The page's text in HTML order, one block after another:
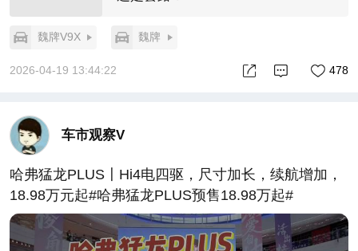
魏牌V9X 魏牌
2026-04-19 13:44:22 478
车市观察V
哈弗猛龙PLUS〡Hi4电四驱，尺寸加长，续航增加，
18.98万元起#哈弗猛龙PLUS预售18.98万起#